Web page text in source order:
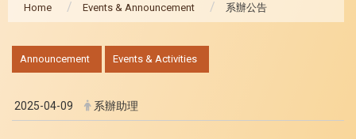
Home Events & Announcement 系辦公告
Announcement Events & Activities
2025-04-09 系辦助理